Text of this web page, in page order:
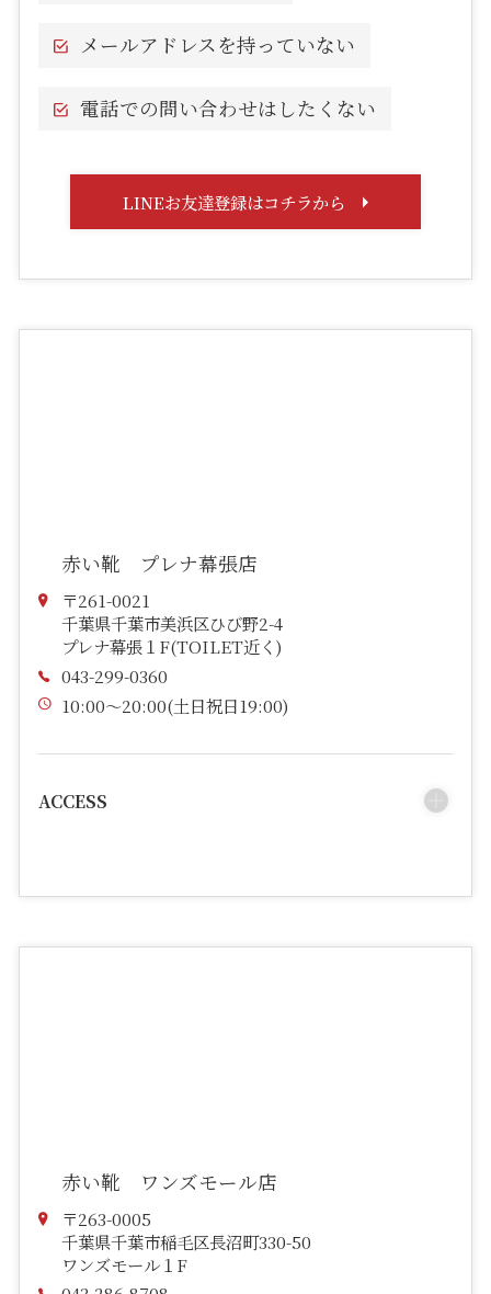
メールアドレスを持っていない
電話での問い合わせはしたくない
LINEお友達登録はコチラから
赤い靴 プレナ幕張店
〒261-0021
千葉県千葉市美浜区ひび野2-4
プレナ幕張１F(TOILET近く)
043-299-0360
10:00～20:00(土日祝日19:00)
ACCESS
赤い靴 ワンズモール店
〒263-0005
千葉県千葉市稲毛区長沼町330-50
ワンズモール１F